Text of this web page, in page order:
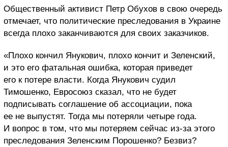
Общественный активист Петр Обухов в свою очередь
отмечает, что политические преследования в Украине
всегда плохо заканчиваются для своих заказчиков.
«Плохо кончил Янукович, плохо кончит и Зеленский,
и это его фатальная ошибка, которая приведет
его к потере власти. Когда Янукович судил
Тимошенко, Евросоюз сказал, что не будет
подписывать соглашение об ассоциации, пока
ее не выпустят. Тогда мы потеряли четыре года.
И вопрос в том, что мы потеряем сейчас из-за этого
преследования Зеленским Порошенко? Безвиз?